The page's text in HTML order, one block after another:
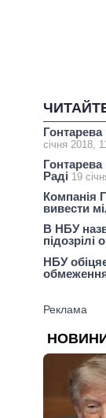
січня 2018,
Гонтарева
Раді 19
Компанія
вивести
В НБУ
підозрілі
НБУ